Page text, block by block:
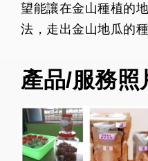
望能讓在金山種植的
法，走出金山地瓜的
產品/服務照